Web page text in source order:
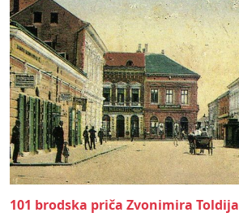
101 brodska priča Zvonimira Toldija